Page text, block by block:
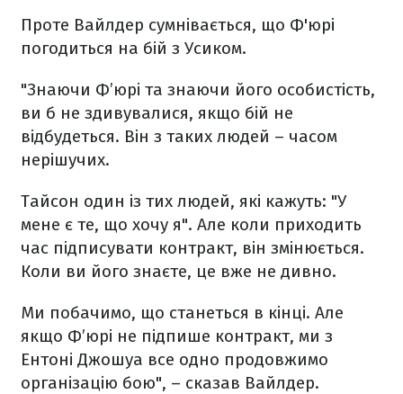
Проте Вайлдер сумнівається, що Ф'юрі
погодиться на бій з Усиком.
"Знаючи Ф’юрі та знаючи його особистість,
ви б не здивувалися, якщо бій не
відбудеться. Він з таких людей – часом
нерішучих.
Тайсон один із тих людей, які кажуть: "У
мене є те, що хочу я". Але коли приходить
час підписувати контракт, він змінюється.
Коли ви його знаєте, це вже не дивно.
Ми побачимо, що станеться в кінці. Але
якщо Ф’юрі не підпише контракт, ми з
Ентоні Джошуа все одно продовжимо
організацію бою", – сказав Вайлдер.